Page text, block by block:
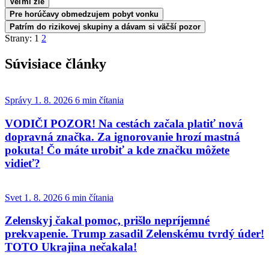
Pre horúčavy obmedzujem pobyt vonku
Patrím do rizikovej skupiny a dávam si väčší pozor
Strany: 1 2
Súvisiace články
Správy 1. 8. 2026 6 min čítania
VODIČI POZOR! Na cestách začala platiť nová
dopravná značka. Za ignorovanie hrozí mastná
pokuta! Čo máte urobiť a kde značku môžete
vidieť?
Svet 1. 8. 2026 6 min čítania
Zelenskyj čakal pomoc, prišlo nepríjemné
prekvapenie. Trump zasadil Zelenskému tvrdý úder!
TOTO Ukrajina nečakala!